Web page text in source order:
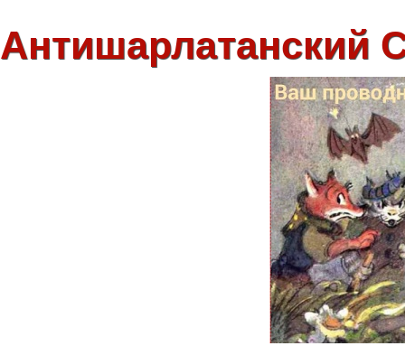
Антишарлатанский